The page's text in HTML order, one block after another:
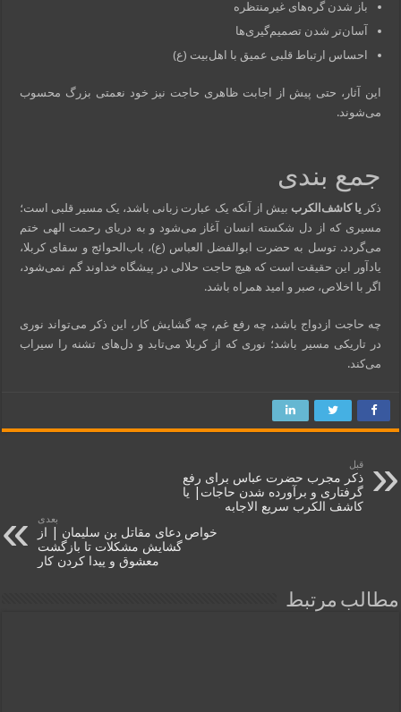
باز شدن گره‌های غیرمنتظره
آسان‌تر شدن تصمیم‌گیری‌ها
احساس ارتباط قلبی عمیق با اهل‌بیت (ع)
این آثار، حتی پیش از اجابت ظاهری حاجت نیز خود نعمتی بزرگ محسوب
می‌شوند.
جمع‌ بندی
ذکر یا کاشف‌الکرب بیش از آنکه یک عبارت زبانی باشد، یک مسیر قلبی است؛
مسیری که از دل شکسته انسان آغاز می‌شود و به دریای رحمت الهی ختم
می‌گردد. توسل به حضرت ابوالفضل العباس (ع)، باب‌الحوائج و سقای کربلا،
یادآور این حقیقت است که هیچ حاجت حلالی در پیشگاه خداوند گم نمی‌شود،
اگر با اخلاص، صبر و امید همراه باشد.
چه حاجت ازدواج باشد، چه رفع غم، چه گشایش کار، این ذکر می‌تواند نوری
در تاریکی مسیر باشد؛ نوری که از کربلا می‌تابد و دل‌های تشنه را سیراب
می‌کند.
قبل
ذکر مجرب حضرت عباس برای رفع
گرفتاری و برآورده شدن حاجات| یا
کاشف الکرب سریع‌ الاجابه
بعدی
خواص دعای مقاتل بن سلیمان | از
گشایش مشکلات تا بازگشت
معشوق و پیدا کردن کار
مطالب مرتبط